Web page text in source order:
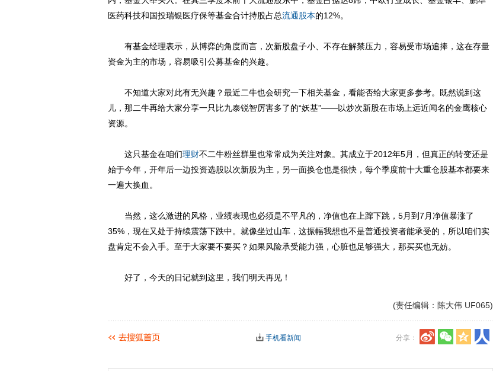
医药科技和国投瑞银医疗保等基金合计持股占总流通股本的12%。
有基金经理表示，从博弈的角度而言，次新股盘子小、不存在解禁压力，容易受市场追捧，这在存量
资金为主的市场，容易吸引公募基金的兴趣。
不知道大家对此有无兴趣？最近二牛也会研究一下相关基金，看能否给大家更多参考。既然说到这
儿，那二牛再给大家分享一只比九泰锐智厉害多了的“妖基”——以炒次新股在市场上远近闻名的金鹰核心
资源。
这只基金在咱们理财不二牛粉丝群里也常常成为关注对象。其成立于2012年5月，但真正的转变还是
始于今年，开年后一边投资选股以次新股为主，另一面换仓也是很快，每个季度前十大重仓股基本都要来
一遍大换血。
当然，这么激进的风格，业绩表现也必须是不平凡的，净值也在上蹿下跳，5月到7月净值暴涨了
35%，现在又处于持续震荡下跌中。就像坐过山车，这振幅我想也不是普通投资者能承受的，所以咱们实
盘肯定不会入手。至于大家要不要买？如果风险承受能力强，心脏也足够强大，那买买也无妨。
好了，今天的日记就到这里，我们明天再见！
(责任编辑：陈大伟 UF065)
分享：
手机看新闻